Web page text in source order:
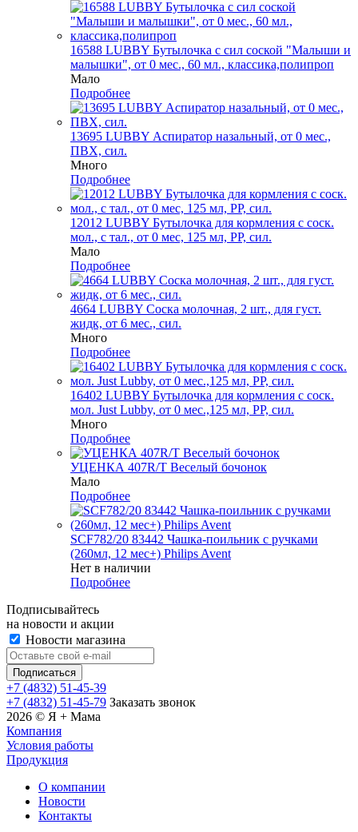
16588 LUBBY Бутылочка с сил соской "Малыши и
малышки", от 0 мес., 60 мл., классика,полипроп
Мало
Подробнее
13695 LUBBY Аспиратор назальный, от 0 мес.,
ПВХ, сил.
Много
Подробнее
12012 LUBBY Бутылочка для кормления с соск.
мол., с тал., от 0 мес, 125 мл, PP, сил.
Мало
Подробнее
4664 LUBBY Соска молочная, 2 шт., для густ.
жидк, от 6 мес., сил.
Много
Подробнее
16402 LUBBY Бутылочка для кормления с соск.
мол. Just Lubby, от 0 мес.,125 мл, PP, сил.
Много
Подробнее
УЦЕНКА 407R/Т Веселый бочонок
Мало
Подробнее
SCF782/20 83442 Чашка-поильник с ручками
(260мл, 12 мес+) Philips Avent
Нет в наличии
Подробнее
Подписывайтесь
на новости и акции
Новости магазина
+7 (4832) 51-45-39
+7 (4832) 51-45-79 Заказать звонок
2026 © Я + Мама
Компания
Условия работы
Продукция
О компании
Новости
Контакты